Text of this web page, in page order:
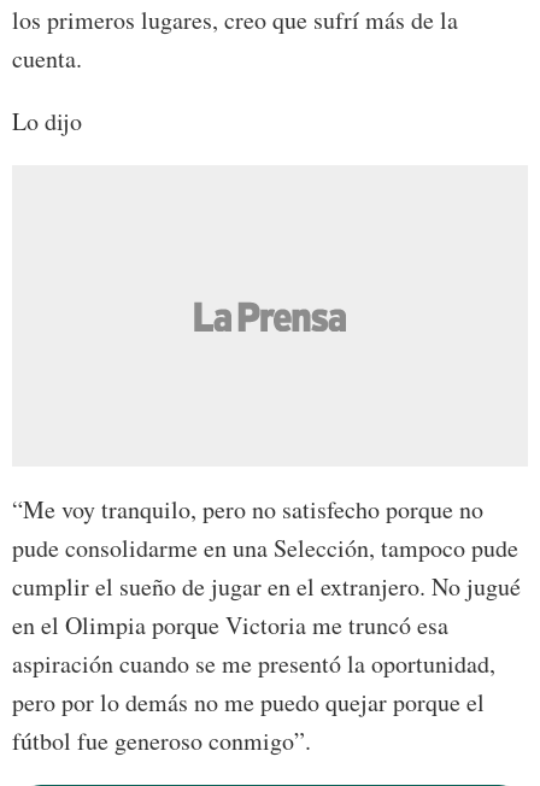
los primeros lugares, creo que sufrí más de la
cuenta.
Lo dijo
“Me voy tranquilo, pero no satisfecho porque no
pude consolidarme en una Selección, tampoco pude
cumplir el sueño de jugar en el extranjero. No jugué
en el Olimpia porque Victoria me truncó esa
aspiración cuando se me presentó la oportunidad,
pero por lo demás no me puedo quejar porque el
fútbol fue generoso conmigo”.